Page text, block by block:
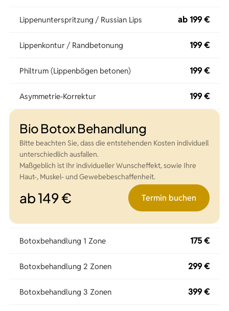
Lippenunterspritzung / Russian Lips ab 199 €
Lippenkontur / Randbetonung 199 €
Philtrum (Lippenbögen betonen) 199 €
Asymmetrie-Korrektur 199 €
Bio Botox Behandlung
Bitte beachten Sie, dass die entstehenden Kosten individuell
unterschiedlich ausfallen.
Maßgeblich ist Ihr individueller Wunscheffekt, sowie Ihre
Haut-, Muskel- und Gewebebeschaffenheit.
ab 149 € Termin buchen
Botoxbehandlung 1 Zone 175 €
Botoxbehandlung 2 Zonen 299 €
Botoxbehandlung 3 Zonen 399 €